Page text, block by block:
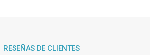
RESEÑAS DE CLIENTES